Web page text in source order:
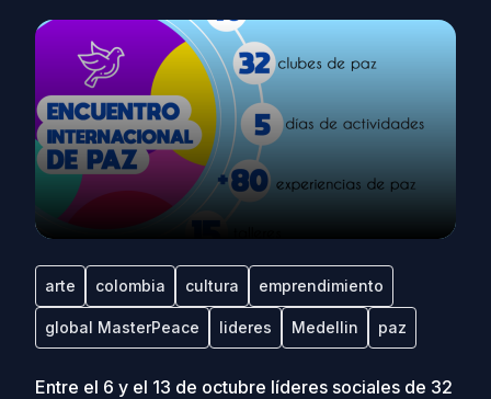
arte colombia cultura emprendimiento
global MasterPeace lideres Medellin paz
Entre el 6 y el 13 de octubre líderes sociales de 32